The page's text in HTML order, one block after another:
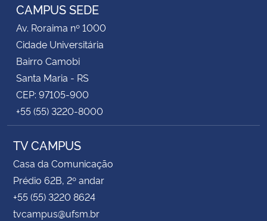
CAMPUS SEDE
Av. Roraima nº 1000
Cidade Universitária
Bairro Camobi
Santa Maria - RS
CEP: 97105-900
+55 (55) 3220-8000
TV CAMPUS
Casa da Comunicação
Prédio 62B, 2º andar
+55 (55) 3220 8624
tvcampus@ufsm.br